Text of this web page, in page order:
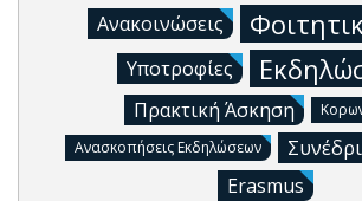
Ανακοινώσεις
Υποτροφίες
Πρακτική Άσκηση
Ανασκοπήσεις Εκδηλώσεων
Erasmus